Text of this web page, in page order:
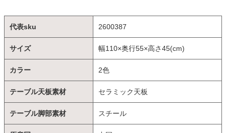
代表sku 2600387
サイズ 幅110×奥行55×高さ45(cm)
カラー 2色
テーブル天板素材 セラミック天板
テーブル脚部素材 スチール